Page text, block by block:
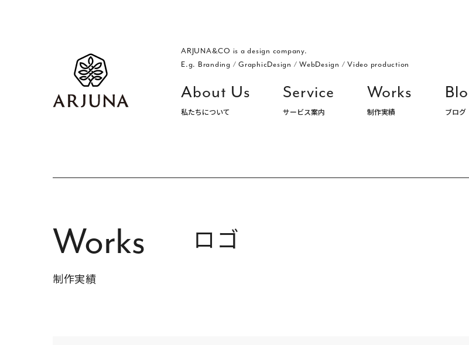
福岡 ブランディング・ブランディングデザイン・パッケージ・ロゴ デザイン事務所
ARJUNA&CO is a design company.
E.g. Branding /GraphicDesign /WebDesign /Video production
About Us
私たちについて
Service
サービス案内
Works
制作実績 ブログ
Works
制作実績
ロゴ